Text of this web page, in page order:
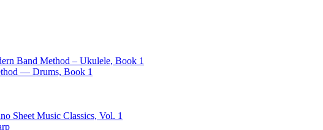
Band Method – Ukulele, Book 1
— Drums, Book 1
Sheet Music Classics, Vol. 1